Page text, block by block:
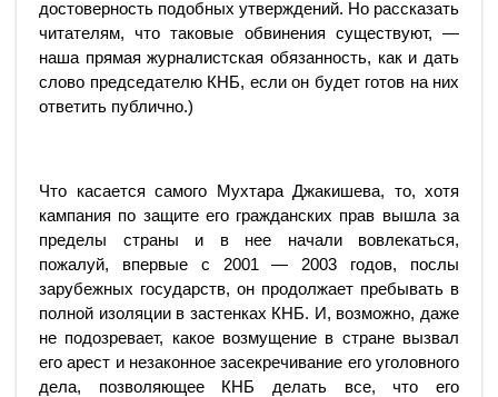
достоверность подобных утверждений. Но рассказать
читателям, что таковые обвинения существуют, —
наша прямая журналистская обязанность, как и дать
слово председателю КНБ, если он будет готов на них
ответить публично.)
Что касается самого Мухтара Джакишева, то, хотя
кампания по защите его гражданских прав вышла за
пределы страны и в нее начали вовлекаться,
пожалуй, впервые с 2001 — 2003 годов, послы
зарубежных государств, он продолжает пребывать в
полной изоляции в застенках КНБ. И, возможно, даже
не подозревает, какое возмущение в стране вызвал
его арест и незаконное засекречивание его уголовного
дела, позволяющее КНБ делать все, что его